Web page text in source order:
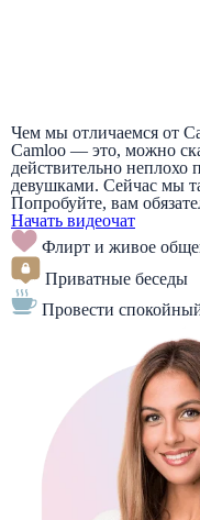
Чем мы отличаемся от
Camloo — это, можно
действительно неплохо
девушками. Сейчас мы
Попробуйте, вам
Начать видеочат
Флирт и живое
Приватные беседы
Провести